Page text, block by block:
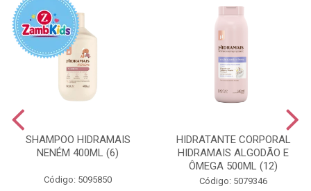
SHAMPOO HIDRAMAIS
NENÉM 400ML (6)
Código: 5095850
HIDRATANTE CORPORAL
HIDRAMAIS ALGODÃO E
ÔMEGA 500ML (12)
Código: 5079346